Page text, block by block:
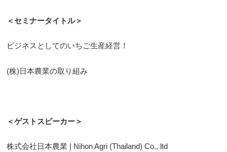
＜セミナータイトル＞
ビジネスとしてのいちご生産経営！
(株)日本農業の取り組み
＜ゲストスピーカー＞
株式会社日本農業 | Nihon Agri (Thailand) Co., ltd